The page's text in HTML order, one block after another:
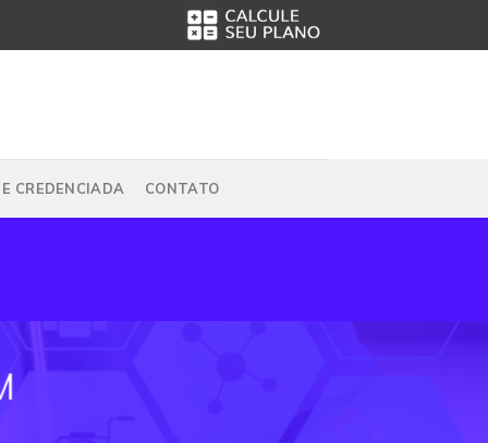
CREDENCIADA CONTATO